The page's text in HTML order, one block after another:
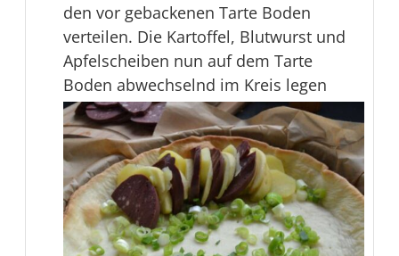
den vor gebackenen Tarte Boden
verteilen. Die Kartoffel, Blutwurst und
Apfelscheiben nun auf dem Tarte
Boden abwechselnd im Kreis legen